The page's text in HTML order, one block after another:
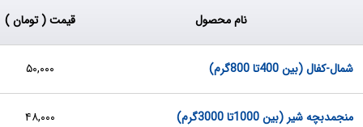
نام محصول قیمت ( تومان )
شمال-کفال (بین 400تا 800گرم) ۵۰,۰۰۰
منجمدبچه شیر (بین 1000تا 3000گرم) ۴۸,۰۰۰